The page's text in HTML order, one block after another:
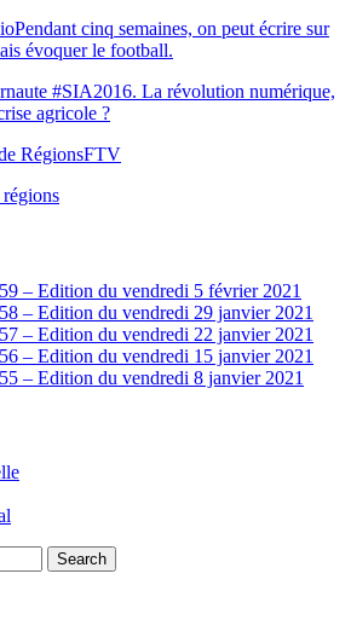
Pendant cinq semaines, on peut écrire sur
évoquer le football.
#SIA2016. La révolution numérique,
agricole ?
RégionsFTV
– Edition du vendredi 5 février 2021
– Edition du vendredi 29 janvier 2021
– Edition du vendredi 22 janvier 2021
– Edition du vendredi 15 janvier 2021
– Edition du vendredi 8 janvier 2021